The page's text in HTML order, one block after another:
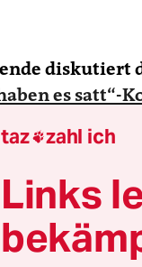
diskutiert
es satt“-
Jahren
nicht.
der
taz zahl ich
Links